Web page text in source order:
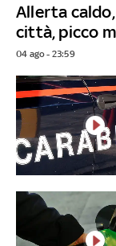
Allerta
città, picco
04 ago - 23:59